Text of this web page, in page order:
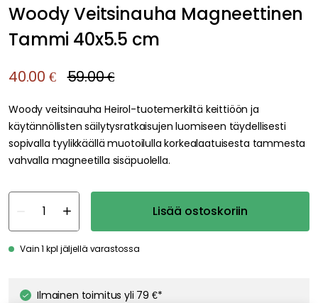
Woody Veitsinauha Magneettinen
Tammi 40x5.5 cm
40.00 € 59.00 €
Woody veitsinauha Heirol-tuotemerkiltä keittiöön ja
käytännöllisten säilytysratkaisujen luomiseen täydellisesti
sopivalla tyylikkäällä muotoilulla korkealaatuisesta tammesta
vahvalla magneetilla sisäpuolella.
Lisää ostoskoriin
Vain 1 kpl jäljellä varastossa
Ilmainen toimitus yli 79 €*